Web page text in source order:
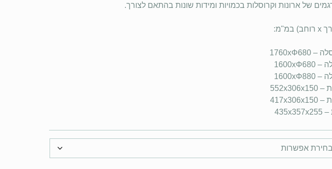
של ארונות וקרוסלות בכמויות ומידות שונות בהתאם לצורך.